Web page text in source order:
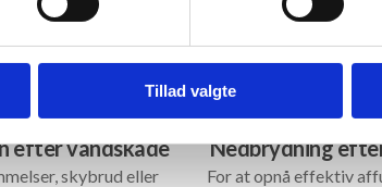
Tillad valgte
efter vandskade
skybrud eller
Nedbrydning
For at opnå effektiv